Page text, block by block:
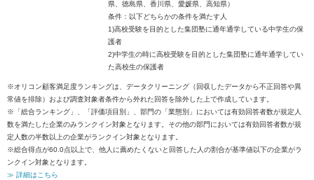
県、徳島県、香川県、愛媛県、高知県）
条件：以下どちらかの条件を満たす人
1)高校受験を目的とした集団塾に通年通学している中学生の保
護者
2)中学生の時に高校受験を目的とした集団塾に通年通学してい
た高校生の保護者
※オリコン顧客満足度ランキングは、データクリーニング（回収したデータから不正回答や異
常値を排除）および調査対象者条件から外れた回答を除外した上で作成しています。
※「総合ランキング」、「評価項目別」、部門の「業態別」においては有効回答者数が規定人
数を満たした企業のみランクイン対象となります。その他の部門においては有効回答者数が規
定人数の半数以上の企業がランクイン対象となります。
※総合得点が60.0点以上で、他人に薦めたくないと回答した人の割合が基準値以下の企業がラ
ンクイン対象となります。
≫ 詳細はこちら